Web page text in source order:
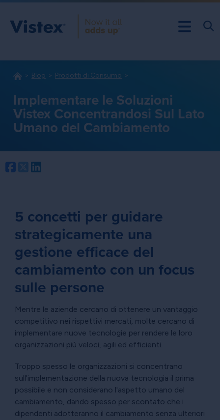
Blog Prodotti di Consumo
Implementare le Soluzioni
Vistex Concentrandosi Sul Lato
Umano del Cambiamento
Facebook
Twitter
5 concetti per guidare
strategicamente una
gestione efficace del
cambiamento con un focus
sulle persone
Mentre le aziende cercano di ottenere un vantaggio
competitivo nei rispettivi mercati, molte cercano di
implementare nuove tecnologie per rendere le loro
organizzazioni più veloci, agili ed efficienti.
Troppo spesso le organizzazioni si concentrano
sull'implementazione della nuova tecnologia il prima
possibile e non considerano l'aspetto umano del
cambiamento, dando spesso per scontato che i
dipendenti adotteranno il cambiamento senza ulteriori